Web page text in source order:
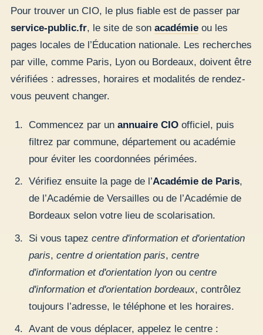
Pour trouver un CIO, le plus fiable est de passer par
service-public.fr, le site de son académie ou les
pages locales de l’Éducation nationale. Les recherches
par ville, comme Paris, Lyon ou Bordeaux, doivent être
vérifiées : adresses, horaires et modalités de rendez-
vous peuvent changer.
Commencez par un annuaire CIOofficiel, puis
filtrez par commune, département ou académie
pour éviter les coordonnées périmées.
Vérifiez ensuite la page de l’Académie de Paris,
de l’Académie de Versailles ou de l’Académie de
Bordeaux selon votre lieu de scolarisation.
Si vous tapez centre d'information et d'orientation
paris, centre d orientation paris, centre
d'information et d'orientation lyonou centre
d'information et d'orientation bordeaux, contrôlez
toujours l’adresse, le téléphone et les horaires.
Avant de vous déplacer, appelez le centre :